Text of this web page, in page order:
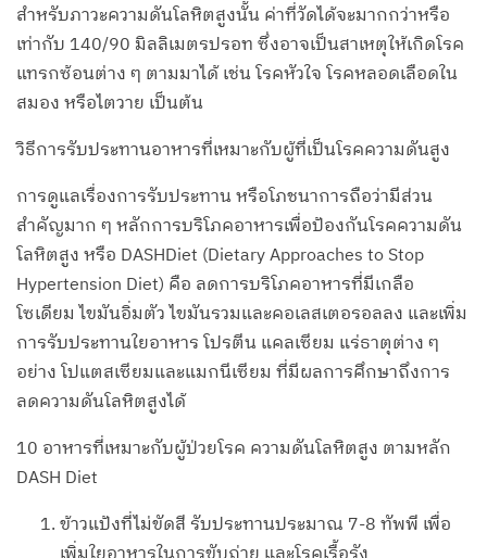
สำหรับภาวะความดันโลหิตสูงนั้น ค่าที่วัดได้จะมากกว่าหรือ
เท่ากับ 140/90 มิลลิเมตรปรอท ซึ่งอาจเป็นสาเหตุให้เกิดโรค
แทรกซ้อนต่าง ๆ ตามมาได้ เช่น โรคหัวใจ โรคหลอดเลือดใน
สมอง หรือไตวาย เป็นต้น
วิธีการรับประทานอาหารที่เหมาะกับผู้ที่เป็นโรคความดันสูง
การดูแลเรื่องการรับประทาน หรือโภชนาการถือว่ามีส่วน
สำคัญมาก ๆ หลักการบริโภคอาหารเพื่อป้องกันโรคความดัน
โลหิตสูง หรือ DASHDiet (Dietary Approaches to Stop
Hypertension Diet) คือ ลดการบริโภคอาหารที่มีเกลือ
โซเดียม ไขมันอิ่มตัว ไขมันรวมและคอเลสเตอรอลลง และเพิ่ม
การรับประทานใยอาหาร โปรตีน แคลเซียม แร่ธาตุต่าง ๆ
อย่าง โปแตสเซียมและแมกนีเซียม ที่มีผลการศึกษาถึงการ
ลดความดันโลหิตสูงได้
10 อาหารที่เหมาะกับผู้ป่วยโรค ความดันโลหิตสูง ตามหลัก
DASH Diet
ข้าวแป้งที่ไม่ขัดสี รับประทานประมาณ 7-8 ทัพพี เพื่อ